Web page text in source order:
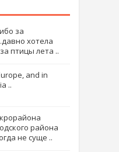
за
хотела
птицы лета ..
and in
..
района
не суще ..